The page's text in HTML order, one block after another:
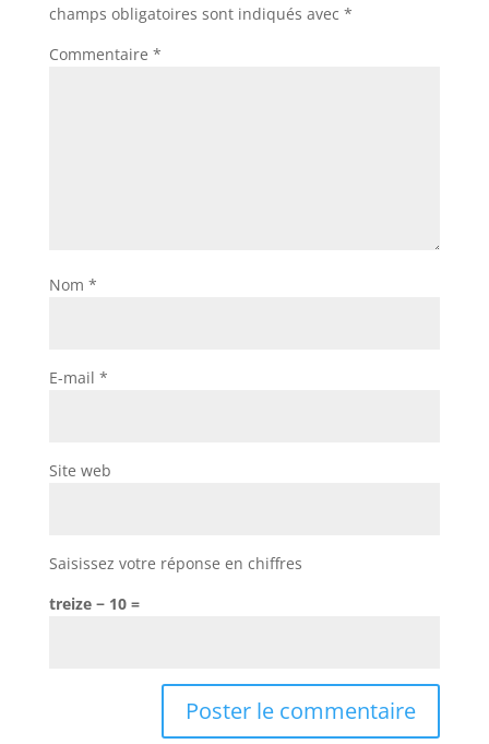
champs obligatoires sont indiqués avec *
Commentaire *
Nom *
E-mail *
Site web
Saisissez votre réponse en chiffres
treize − 10 =